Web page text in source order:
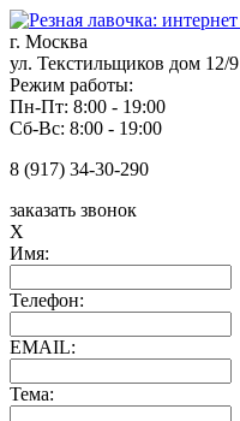
г. Москва
ул. Текстильщиков дом 12/9
Режим работы:
Пн-Пт: 8:00 - 19:00
Сб-Вс: 8:00 - 19:00
8 (917) 34-30-290
заказать звонок
X
Имя:
Телефон:
EMAIL:
Тема: